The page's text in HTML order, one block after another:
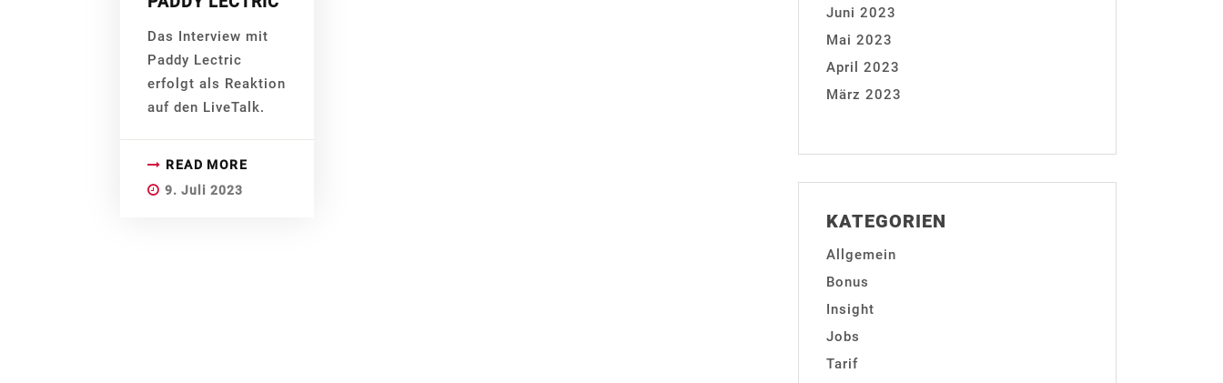
Das Interview mit
Paddy Lectric
erfolgt als Reaktion
auf den LiveTalk.
READ MORE
9. Juli 2023
Juni 2023
Mai 2023
April 2023
März 2023
KATEGORIEN
Allgemein
Bonus
Insight
Jobs
Tarif